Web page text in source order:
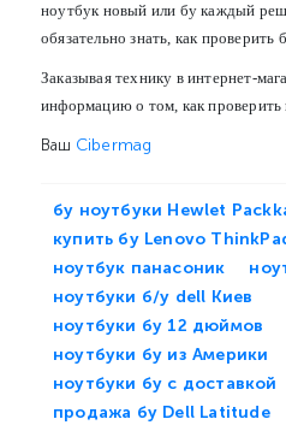
ноутбук новый или бу каждый
обязательно знать, как
Заказывая технику в интернет-
информацию о том, как проверить
Ваш Cibermag
бу ноутбуки Hewlet
купить бу Lenovo
ноутбук панасоник
ноутбуки б/у dell Киев
ноутбуки бу 12 дюймов
ноутбуки бу из Америки
ноутбуки бу с доставкой
продажа бу Dell Latitude